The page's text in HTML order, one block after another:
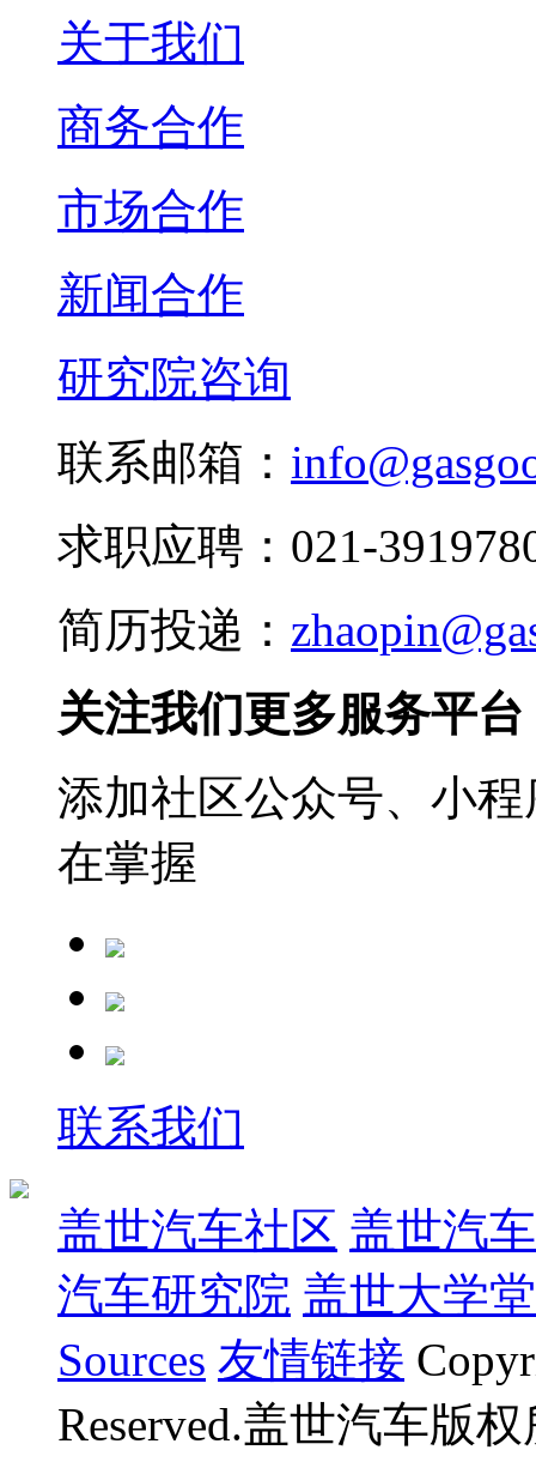
关于我们
商务合作
市场合作
新闻合作
研究院咨询
联系邮箱：
求职应聘：021-
简历投递：
关注我们更多服务平台
添加社区公众号、小
在掌握
联系我们
盖世汽车社区 盖世汽
汽车研究院 盖世大学堂
Sources 友情链接
Reserved.盖世汽车版